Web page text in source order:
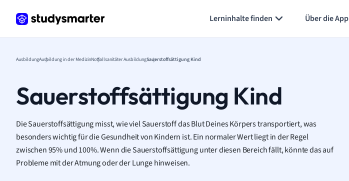
Lerninhalte finden Über die App
AusbildungAusbildung in der MedizinNotfallsanitäter AusbildungSauerstoffsättigung Kind
Sauerstoffsättigung Kind
Die Sauerstoffsättigung misst, wie viel Sauerstoff das Blut Deines Körpers transportiert, was
besonders wichtig für die Gesundheit von Kindern ist. Ein normaler Wert liegt in der Regel
zwischen 95% und 100%. Wenn die Sauerstoffsättigung unter diesen Bereich fällt, könnte das auf
Probleme mit der Atmung oder der Lunge hinweisen.